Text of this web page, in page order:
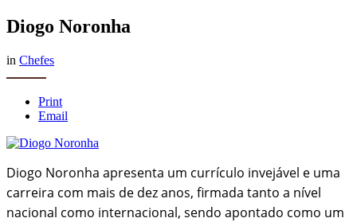
Diogo Noronha
in Chefes
Print
Email
Diogo Noronha apresenta um currículo invejável e uma
carreira com mais de dez anos, firmada tanto a nível
nacional como internacional, sendo apontado como um